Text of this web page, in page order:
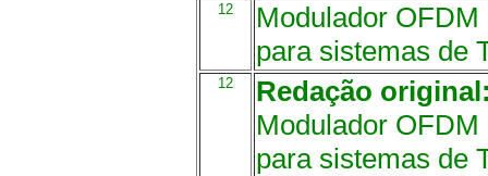
12
Modulador
para sistemas de
12
Redação
Modulador
para sistemas de